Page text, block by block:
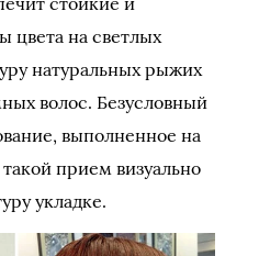
на светлых
натуральных рыжих
волос. Безусловный
выполненное на
прием визуально
укладке.